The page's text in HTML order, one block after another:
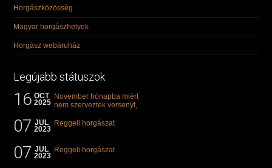
Horgászközösség
Magyar horgászhelyek
Horgász webáruház
Legújabb státuszok
16 OCT
2025
November hónapba miért
nem szerveztek versenyt,
"kárászos"...
07 JUL
2023
Reggeli horgászat
07 JUL
2023
Reggeli horgászat